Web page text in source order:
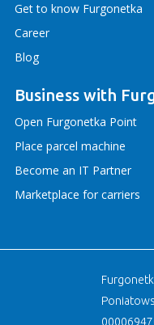
Get to know Furgonetka
Career
Blog
Business with
Open Furgonetka Point
Place parcel machine
Become an IT Partner
Marketplace for carriers